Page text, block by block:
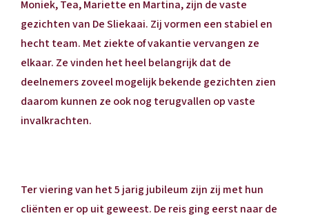
Moniek, Tea, Mariette en Martina, zijn de vaste
gezichten van De Sliekaai. Zij vormen een stabiel en
hecht team. Met ziekte of vakantie vervangen ze
elkaar. Ze vinden het heel belangrijk dat de
deelnemers zoveel mogelijk bekende gezichten zien
daarom kunnen ze ook nog terugvallen op vaste
invalkrachten.
Ter viering van het 5 jarig jubileum zijn zij met hun
cliënten er op uit geweest. De reis ging eerst naar de